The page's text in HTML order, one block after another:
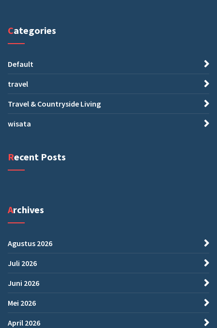
Categories
Default
travel
Travel & Countryside Living
wisata
Recent Posts
Archives
Agustus 2026
Juli 2026
Juni 2026
Mei 2026
April 2026